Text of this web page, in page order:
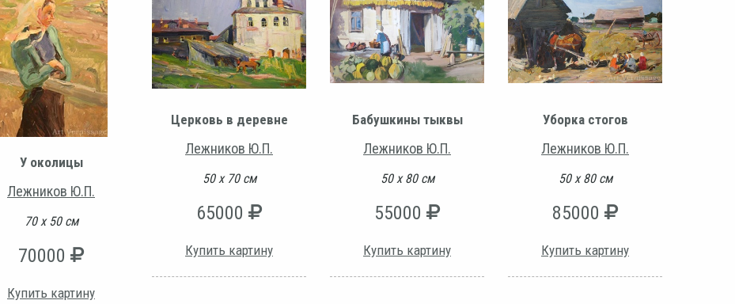
У околицы
Лежников Ю.П.
70 х 50 см
70000
Купить картину
Церковь в деревне
Лежников Ю.П.
50 х 70 см
65000
Купить картину
Бабушкины тыквы
Лежников Ю.П.
50 х 80 см
55000
Купить картину
Уборка стогов
Лежников Ю.П.
50 х 80 см
85000
Купить картину